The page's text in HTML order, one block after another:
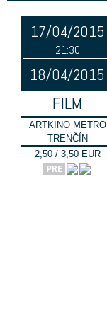
17/04/2015
21:30
18/04/2015
FILM
ARTKINO METRO
TRENČÍN
2,50 / 3,50 EUR